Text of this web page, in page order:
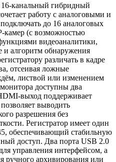
канальный гибридный
работу с аналоговыми и
до 16 аналоговых
камер (с возможностью
видеоаналитики,
и алгоритм обнаружения
различать в кадре
отсеивая ложные
листвой или изменением
доступны два
выход поддерживает
выводить
разрешения без
Регистратор имеет один
обеспечивающий стабильную
доступ. Два порта USB 2.0
управления интерфейсом, а
ручного архивирования или